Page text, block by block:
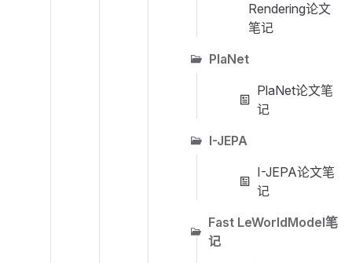
Rendering论文
笔记
PlaNet
PlaNet论文笔
记
I-JEPA
I-JEPA论文笔
记
Fast LeWorldModel笔
记